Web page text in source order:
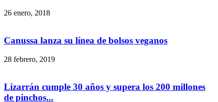
26 enero, 2018
Canussa lanza su línea de bolsos veganos
28 febrero, 2019
Lizarrán cumple 30 años y supera los 200 millones
de pinchos...